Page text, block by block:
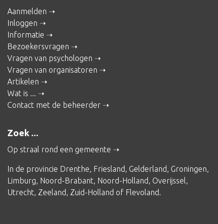
Aanmelden
Inloggen
Informatie
Bezoekersvragen
Vragen van psychologen
Vragen van organisatoren
Artikelen
Wat is ...
Contact met de beheerder
Zoek ...
Op straal rond een gemeente
In de provincie Drenthe, Friesland, Gelderland, Groningen,
Limburg, Noord-Brabant, Noord-Holland, Overijssel,
Utrecht, Zeeland, Zuid-Holland of Flevoland.